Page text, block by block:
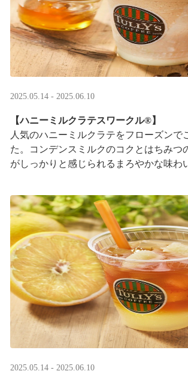
2025.05.14 - 2025.06.10
【ハニーミルクラテスワークル®】
人気のハニーミルクラテをフローズンで
た。コンデンスミルクのコクとはちみつ
がしっかりと感じられるまろやかな味わ
2025.05.14 - 2025.06.10